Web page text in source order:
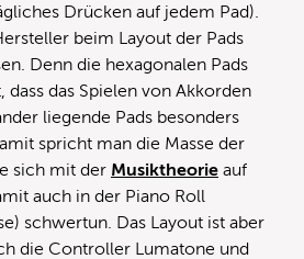
Drücken auf jedem Pad).
beim Layout der Pads
Denn die hexagonalen Pads
dass das Spielen von Akkorden
liegende Pads besonders
spricht man die Masse der
sich mit der Musiktheorie auf
auch in der Piano Roll
schwertun. Das Layout ist aber
die Controller Lumatone und